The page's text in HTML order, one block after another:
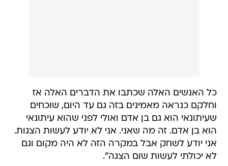
כל האנשים האלה שכתבו את הדברים האלה אז
וחלקם כנראה מאמינים בזה גם עד היום, שוכחים
שעיתונאי הוא גם בן אדם ואולי לפני שהוא עיתונאי
הוא בן אדם. זה מה שאני. אני לא יודע לעשות הצגות.
אני יודע לשחק אבל במקרה הזה לא היה מקום וגם
לא יכולתי לעשות שום הצגה".